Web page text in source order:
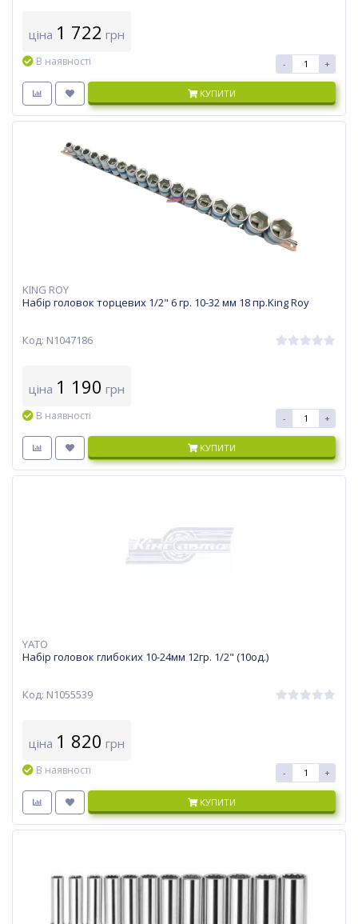
ціна 1 722 грн
В наявності - +
КУПИТИ
KING ROY
Набір головок торцевих 1/2" 6 гр. 10-32 мм 18 пр.King Roy
Код: N1047186
ціна 1 190 грн
В наявності - +
КУПИТИ
YATO
Набір головок глибоких 10-24мм 12гр. 1/2" (10од.)
Код: N1055539
ціна 1 820 грн
В наявності - +
КУПИТИ